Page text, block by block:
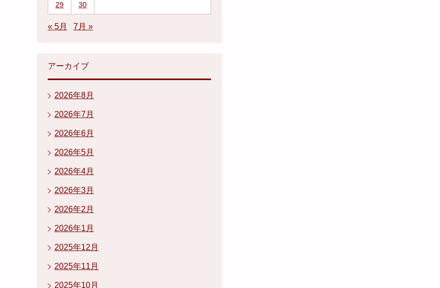
29 30
« 5月 7月 »
アーカイブ
2026年8月
2026年7月
2026年6月
2026年5月
2026年4月
2026年3月
2026年2月
2026年1月
2025年12月
2025年11月
2025年10月